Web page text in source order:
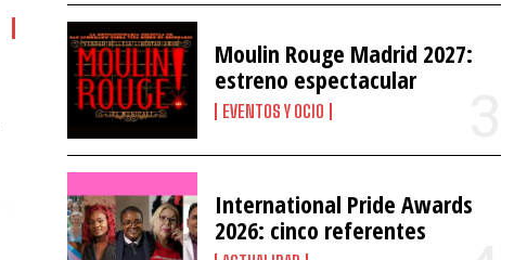
Moulin Rouge Madrid 2027:
estreno espectacular
EVENTOS Y OCIO
International Pride Awards
2026: cinco referentes